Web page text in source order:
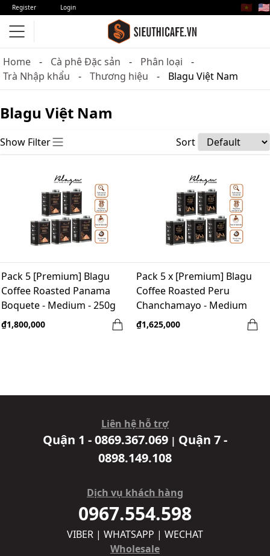
Register Login 🇻🇳 🇺🇸
Home Cà phê Đặc sản
Phân loại
Trà Nhập khẩu
Thương hiệu Blagu Việt Nam
Blagu Việt Nam
Show Filter Sort
Pack 5 [Premium] Blagu
Coffee Roasted Panama
Boquete - Medium - 250g
₫1,800,000
Pack 5 x [Premium] Blagu
Coffee Roasted Peru
Chanchamayo - Medium
-250g
₫1,625,000
Liên hệ hỗ trợ
Quận 1 - 0869.367.069 | Quận 7 -
0898.149.108
Dịch vụ khách hàng
0967.554.598
VIBER | WHATSAPP | WECHAT
Wholesale